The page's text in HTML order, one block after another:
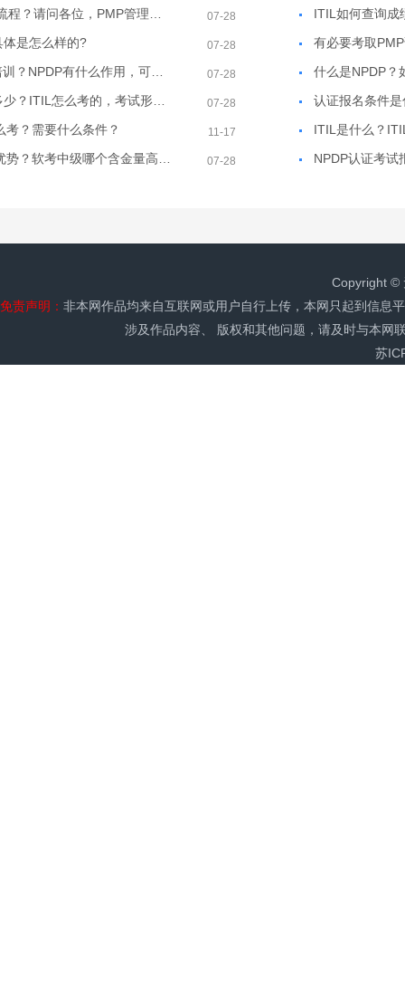
07-28
ITIL如何查询成
是怎么样的?
07-28
07-28
07-28
考？需要什么条件？ 11-17
ITIL是什么？
07-28
Copyright ©
免责声明： 非本网作品均来自互联网或用户自行上传，本网只起到信息
涉及作品内容、 版权和其他问题，请及时与本网
苏